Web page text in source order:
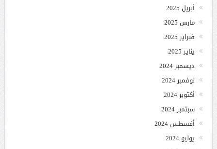
أبريل 2025
مارس 2025
فبراير 2025
يناير 2025
ديسمبر 2024
نوفمبر 2024
أكتوبر 2024
سبتمبر 2024
أغسطس 2024
يوليو 2024